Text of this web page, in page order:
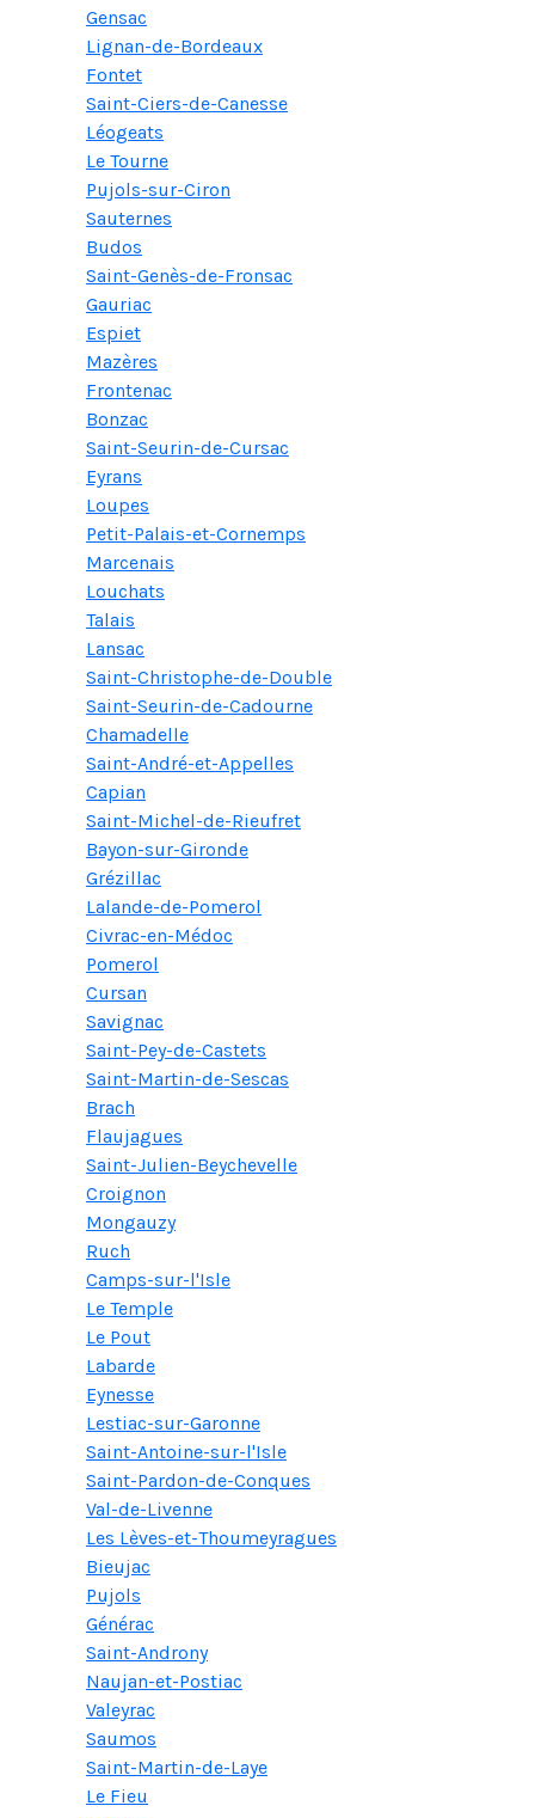
Gensac
Lignan-de-Bordeaux
Fontet
Saint-Ciers-de-Canesse
Léogeats
Le Tourne
Pujols-sur-Ciron
Sauternes
Budos
Saint-Genès-de-Fronsac
Gauriac
Espiet
Mazères
Frontenac
Bonzac
Saint-Seurin-de-Cursac
Eyrans
Loupes
Petit-Palais-et-Cornemps
Marcenais
Louchats
Talais
Lansac
Saint-Christophe-de-Double
Saint-Seurin-de-Cadourne
Chamadelle
Saint-André-et-Appelles
Capian
Saint-Michel-de-Rieufret
Bayon-sur-Gironde
Grézillac
Lalande-de-Pomerol
Civrac-en-Médoc
Pomerol
Cursan
Savignac
Saint-Pey-de-Castets
Saint-Martin-de-Sescas
Brach
Flaujagues
Saint-Julien-Beychevelle
Croignon
Mongauzy
Ruch
Camps-sur-l'Isle
Le Temple
Le Pout
Labarde
Eynesse
Lestiac-sur-Garonne
Saint-Antoine-sur-l'Isle
Saint-Pardon-de-Conques
Val-de-Livenne
Les Lèves-et-Thoumeyragues
Bieujac
Pujols
Générac
Saint-Androny
Naujan-et-Postiac
Valeyrac
Saumos
Saint-Martin-de-Laye
Le Fieu